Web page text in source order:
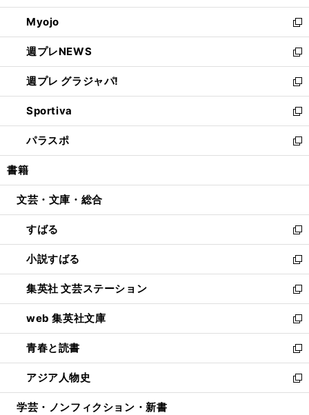
開
く
ウ
で
開
く
ン
ド
ウ
で
開
く
ウ
ィ
ン
ド
ウ
で
開
く
Myojo
新
し
い
ウ
ィ
ン
ド
ウ
で
開
週プレNEWS
新
し
い
ウ
ィ
ン
ド
ウ
開
週プレ グラジャパ!
新
し
い
ウ
ィ
ン
ウ
開
く
Sportiva
新
し
い
ウ
ン
ウ
で
開
く
パラスポ
新
し
ウ
ン
ド
ウ
で
開
く
書籍
文芸・文庫・総合
すばる
新
し
い
ウ
ィ
ン
ド
ウ
で
開
く
小説すばる
新
し
い
ウ
ィ
ン
ド
ウ
で
開
集英社 文芸ステーション
新
し
い
ウ
ィ
ン
ド
ウ
web 集英社文庫
新
し
い
ウ
ィ
ン
青春と読書
新
し
い
ウ
アジア人物史
新
し
学芸・ノンフィクション・新書